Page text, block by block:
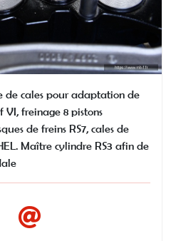
de cales pour adaptation de
VI, freinage 8 pistons
de freins RS7, cales de
Maître cylindre RS3 afin de